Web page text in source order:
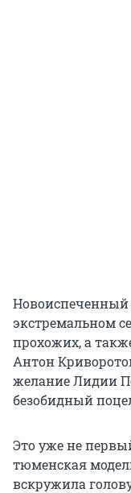
Новоиспеченный
экстремальном
прохожих, а
Антон
желание Лидии
безобидный
Это уже не
тюменская
вскружила